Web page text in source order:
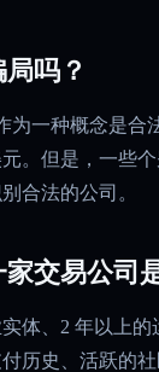
吗？
一种概念是合
。但是，一些
合法的公司。
交易公司
体、2 年以上的
历史、活跃的